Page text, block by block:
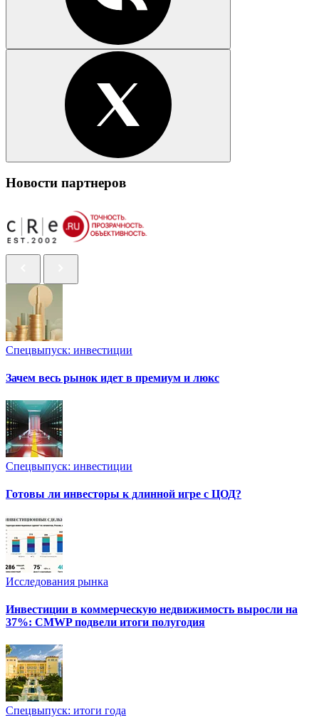
Новости партнеров
Спецвыпуск: инвестиции
Зачем весь рынок идет в премиум и люкс
Спецвыпуск: инвестиции
Готовы ли инвесторы к длинной игре с ЦОД?
Исследования рынка
Инвестиции в коммерческую недвижимость выросли на
37%: CMWP подвели итоги полугодия
Спецвыпуск: итоги года